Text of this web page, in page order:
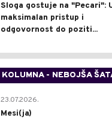
Sloga gostuje na "Pecari":
maksimalan pristup i
odgovornost do poziti...
KOLUMNA - NEBOJŠA
23.07.2026.
Mesi(ja)